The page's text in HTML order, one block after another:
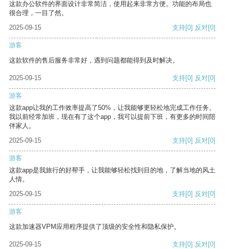
这款办公软件的界面设计非常简洁，使用起来非常方便。功能的布局也
很合理，一目了然。
2025-09-15
支持[0] 反对[0]
游客
这款软件的售后服务非常好，遇到问题都能得到及时解决。
2025-09-15 支持[0] 反对[0]
游客
这款app让我的工作效率提高了50%，让我能够更轻松地完成工作任务。
我以前经常加班，现在有了这个app，我可以提前下班，有更多的时间陪
伴家人。
2025-09-15
支持[0] 反对[0]
游客
这款app是我旅行的好帮手，让我能够轻松找到目的地，了解当地的风土
人情。
2025-09-15
支持[0] 反对[0]
游客
这款加速器VPM应用程序提供了顶级的安全性和隐私保护。
2025-09-15 支持[0] 反对[0]